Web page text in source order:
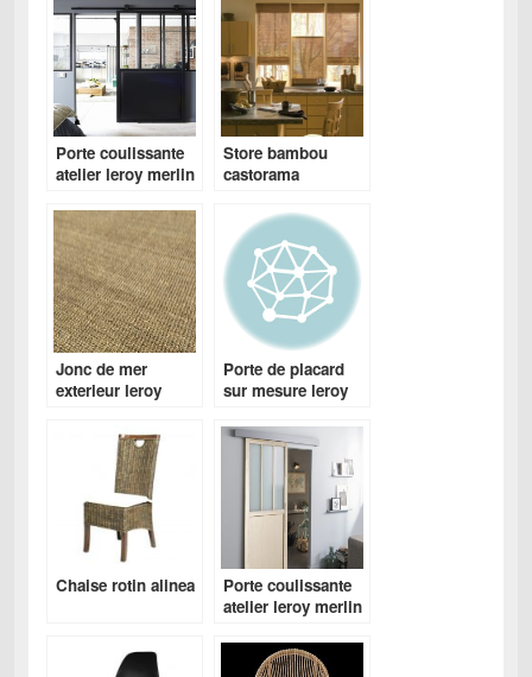
Porte coulissante
atelier leroy merlin
Store bambou
castorama
Jonc de mer
exterieur leroy
Porte de placard
sur mesure leroy
Chaise rotin alinea
Porte coulissante
atelier leroy merlin